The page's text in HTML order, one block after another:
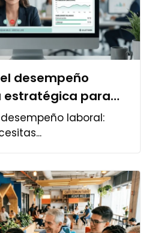
desempeño
estratégica para
laboral: